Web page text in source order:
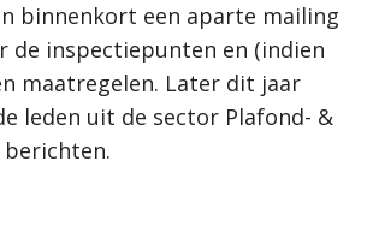
binnenkort een aparte mailing
de inspectiepunten en (indien
maatregelen. Later dit jaar
leden uit de sector Plafond- &